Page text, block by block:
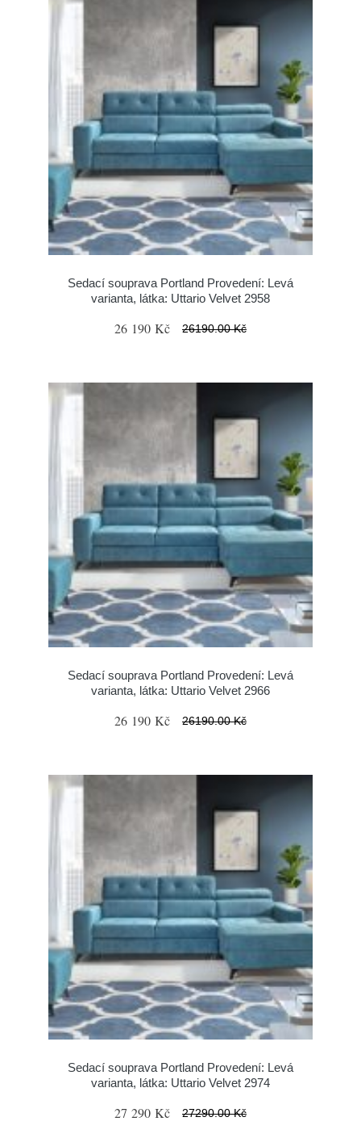
Sedací souprava Portland Provedení: Levá
varianta, látka: Uttario Velvet 2958
26 190 Kč 26190.00 Kč
Sedací souprava Portland Provedení: Levá
varianta, látka: Uttario Velvet 2966
26 190 Kč 26190.00 Kč
Sedací souprava Portland Provedení: Levá
varianta, látka: Uttario Velvet 2974
27 290 Kč 27290.00 Kč